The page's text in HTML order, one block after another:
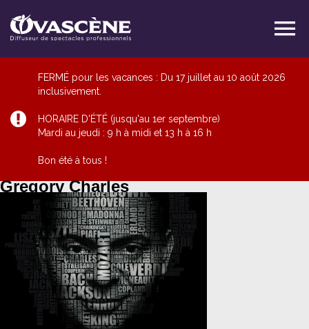
FERMÉ pour les vacances : Du 17 juillet au 10 août 2026
inclusivement.
HORAIRE D'ÉTÉ (jusqu'au 1er septembre)
Mardi au jeudi : 9 h à midi et 13 h à 16 h
Bon été à tous !
Gregory Charles